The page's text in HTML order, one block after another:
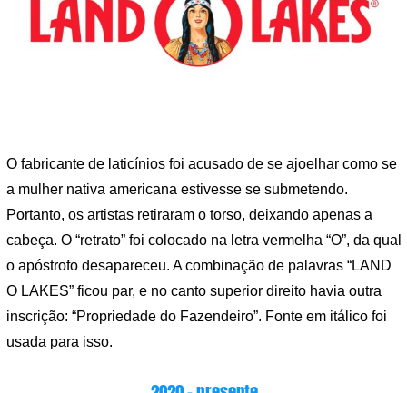
O fabricante de laticínios foi acusado de se ajoelhar como se
a mulher nativa americana estivesse se submetendo.
Portanto, os artistas retiraram o torso, deixando apenas a
cabeça. O “retrato” foi colocado na letra vermelha “O”, da qual
o apóstrofo desapareceu. A combinação de palavras “LAND
O LAKES” ficou par, e no canto superior direito havia outra
inscrição: “Propriedade do Fazendeiro”. Fonte em itálico foi
usada para isso.